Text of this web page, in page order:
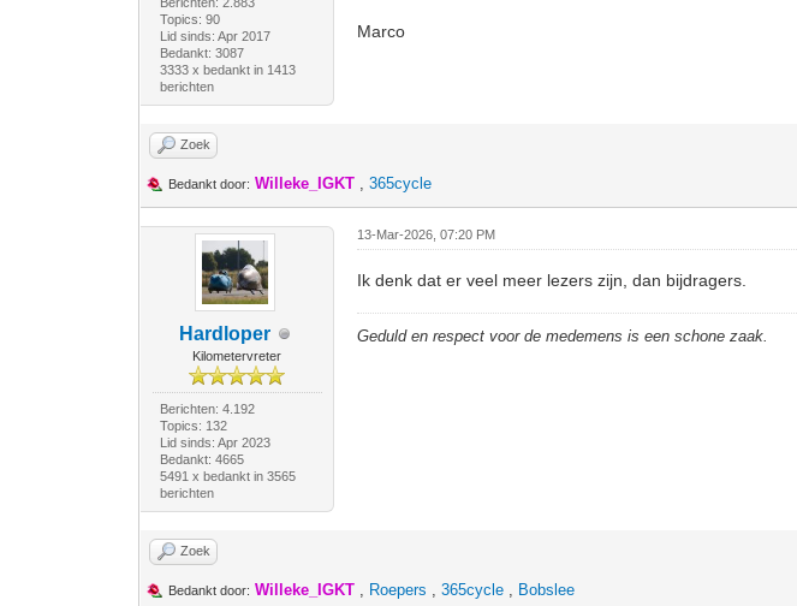
Topics: 90
Lid sinds: Apr 2017
Bedankt: 3087
3333 x bedankt in 1413
berichten
Marco
Zoek
Bedankt door: Willeke_IGKT ,365cycle
Hardloper
Kilometervreter
Berichten: 4.192
Topics: 132
Lid sinds: Apr 2023
Bedankt: 4665
5491 x bedankt in 3565
berichten
13-Mar-2026, 07:20 PM
Ik denk dat er veel meer lezers zijn, dan bijdragers.
Geduld en respect voor de medemens is een schone zaak.
Zoek
Bedankt door: Willeke_IGKT , Roepers ,365cycle , Bobslee